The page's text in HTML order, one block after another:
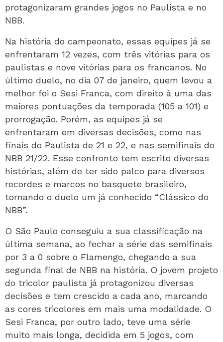
protagonizaram grandes jogos no Paulista e no
NBB.
Na história do campeonato, essas equipes já se
enfrentaram 12 vezes, com três vitórias para os
paulistas e nove vitórias para os francanos. No
último duelo, no dia 07 de janeiro, quem levou a
melhor foi o Sesi Franca, com direito à uma das
maiores pontuações da temporada (105 a 101) e
prorrogação. Porém, as equipes já se
enfrentaram em diversas decisões, como nas
finais do Paulista de 21 e 22, e nas semifinais do
NBB 21/22. Esse confronto tem escrito diversas
histórias, além de ter sido palco para diversos
recordes e marcos no basquete brasileiro,
tornando o duelo um já conhecido “Clássico do
NBB”.
O São Paulo conseguiu a sua classificação na
última semana, ao fechar a série das semifinais
por 3 a 0 sobre o Flamengo, chegando a sua
segunda final de NBB na história. O jovem projeto
do tricolor paulista já protagonizou diversas
decisões e tem crescido a cada ano, marcando
as cores tricolores em mais uma modalidade. O
Sesi Franca, por outro lado, teve uma série
muito mais longa, decidida em 5 jogos, com